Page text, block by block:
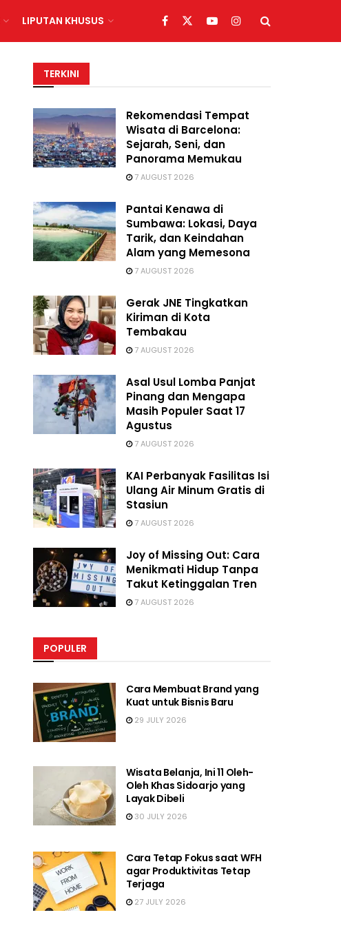
LIPUTAN KHUSUS
TERKINI
Rekomendasi Tempat
Wisata di Barcelona:
Sejarah, Seni, dan
Panorama Memukau
7 AUGUST 2026
Pantai Kenawa di
Sumbawa: Lokasi, Daya
Tarik, dan Keindahan
Alam yang Memesona
7 AUGUST 2026
Gerak JNE Tingkatkan
Kiriman di Kota
Tembakau
7 AUGUST 2026
Asal Usul Lomba Panjat
Pinang dan Mengapa
Masih Populer Saat 17
Agustus
7 AUGUST 2026
KAI Perbanyak Fasilitas Isi
Ulang Air Minum Gratis di
Stasiun
7 AUGUST 2026
Joy of Missing Out: Cara
Menikmati Hidup Tanpa
Takut Ketinggalan Tren
7 AUGUST 2026
POPULER
Cara Membuat Brand yang
Kuat untuk Bisnis Baru
29 JULY 2026
Wisata Belanja, Ini 11 Oleh-
Oleh Khas Sidoarjo yang
Layak Dibeli
30 JULY 2026
Cara Tetap Fokus saat WFH
agar Produktivitas Tetap
Terjaga
27 JULY 2026